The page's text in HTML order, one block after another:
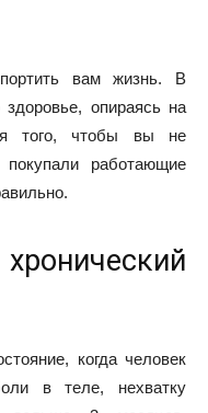
вам жизнь. В
опираясь на
того, чтобы вы не
работающие
когда человек
в теле, нехватку